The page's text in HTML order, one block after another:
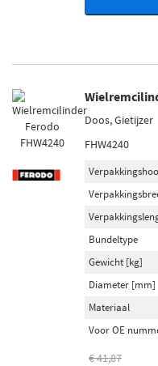
Doos, Gietijzer
FHW4240
Bundeltype
Gewicht [kg]
Diameter [mm]
Materiaal
Voor OE
€ 41,87